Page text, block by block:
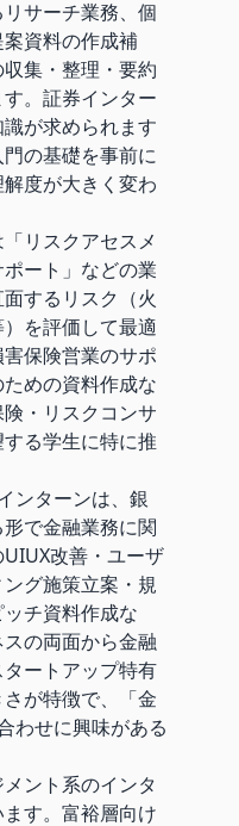
サーチ業務、個
資料の作成補
集・整理・要約
。証券インター
が求められます
の基礎を事前に
度が大きく変わ
リスクアセスメ
ート」などの業
するリスク（火
を評価して最適
保険営業のサポ
めの資料作成な
・リスクコンサ
る学生に特に推
ンターンは、銀
で金融業務に関
改善・ユーザ
グ施策立案・規
チ資料作成な
の両面から金融
ートアップ特有
が特徴で、「金
わせに興味がある
ント系のインタ
す。富裕層向け